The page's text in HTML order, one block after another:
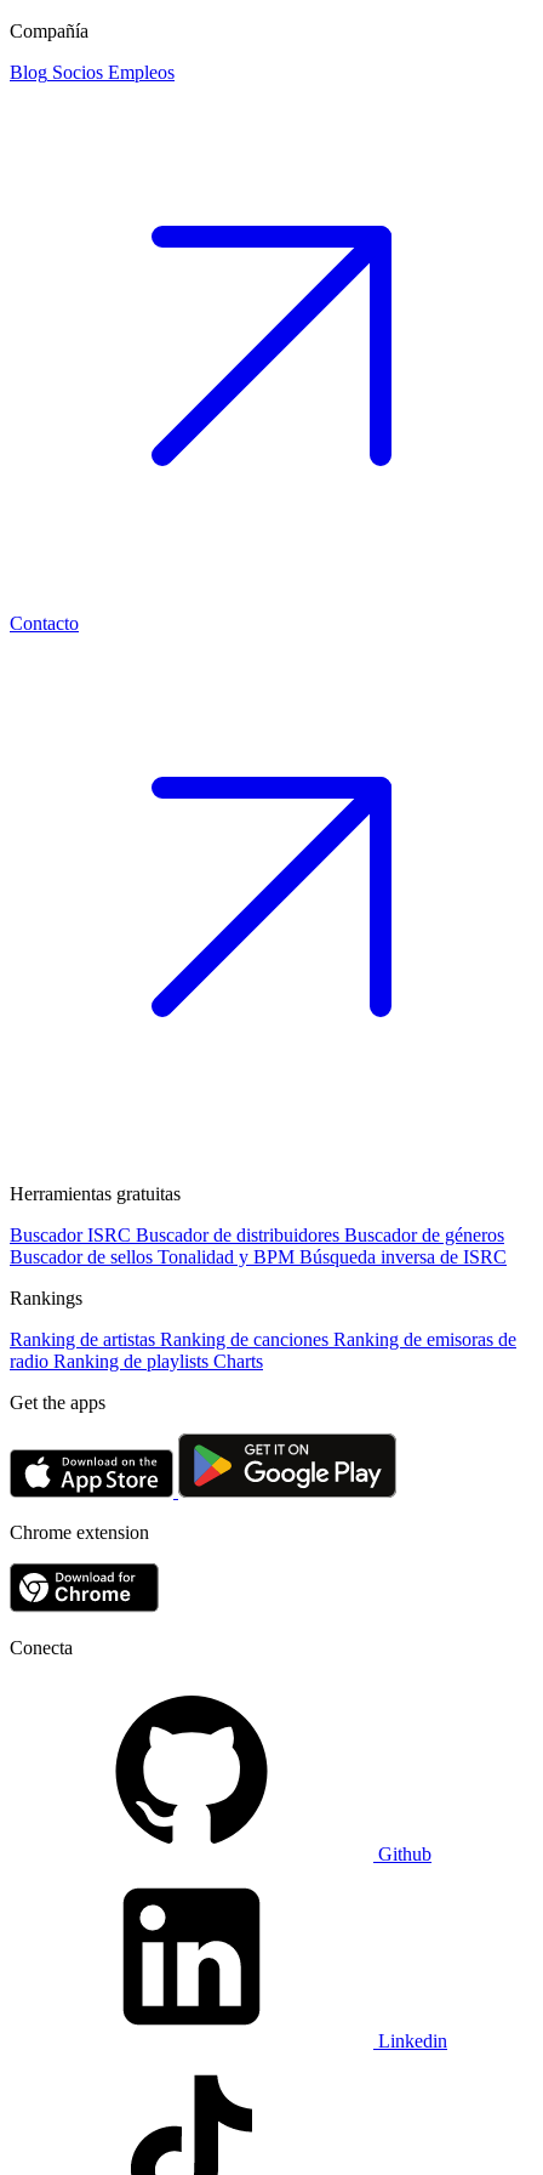
Compañía
Blog Socios Empleos
Contacto
Herramientas gratuitas
Buscador ISRC Buscador de distribuidores Buscador de géneros
Buscador de sellos Tonalidad y BPM Búsqueda inversa de ISRC
Rankings
Ranking de artistas Ranking de canciones Ranking de emisoras de
radio Ranking de playlists Charts
Get the apps
Chrome extension
Conecta
Github
Linkedin